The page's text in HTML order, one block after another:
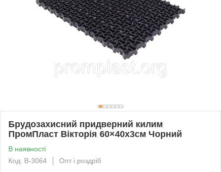
Брудозахисний придверний килим
ПромПласт Вікторія 60×40х3см Чорний
В наявності
Код: В-3064
Опт і роздріб